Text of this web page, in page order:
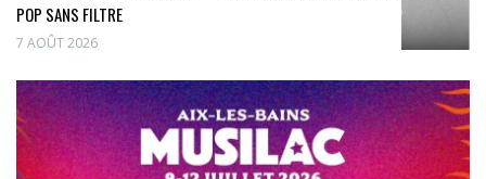
POP SANS FILTRE
7 AOÛT 2026